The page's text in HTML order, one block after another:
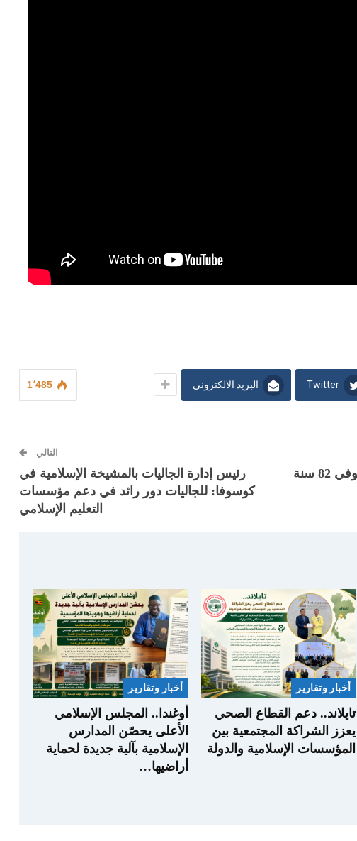
1٬485 Twitter البريد الالكتروني
شاهد/ “حاجي إسلام”.. مزارع كوسوفي 82 سنة
التالي
رئيس إدارة الجاليات بالمشيخة الإسلامية في
كوسوفا: للجاليات دور رائد في دعم مؤسسات
التعليم الإسلامي
أخبار وتقارير
تايلاند.. دعم القطاع الصحي
يعزز الشراكة المجتمعية بين
المؤسسات الإسلامية والدولة
أخبار وتقارير
أوغندا.. المجلس الإسلامي
الأعلى يحصّن المدارس
الإسلامية بآلية جديدة لحماية
أراضيها…